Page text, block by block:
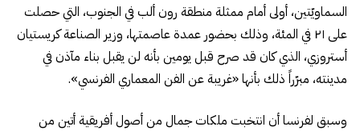
السماويّتين، أولى أمام ممثلة منطقة رون ألب في الجنوب، التي حصلت
على ٢١ في المئة، وذلك بحضور عمدة عاصمتها، وزير الصناعة كريستيان
أستروزي، الذي كان قد صرح قبل يومين بأنه لن يقبل بناء مآذن في
مدينته، مبرّراً ذلك بأنها «غريبة عن الفن المعماري الفرنسي».
وسبق لفرنسا أن انتخبت ملكات جمال من أصول أفريقية أتين من